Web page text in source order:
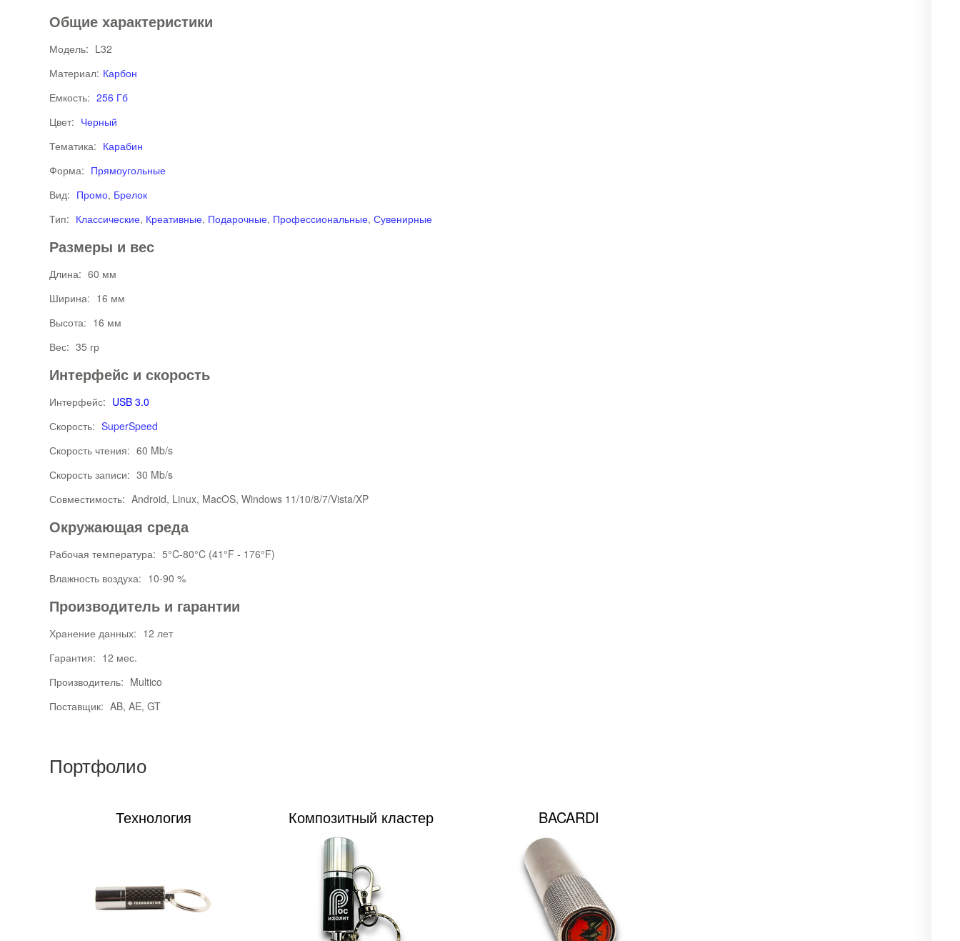
Общие характеристики
Модель: L32
Материал: Карбон
Емкость: 256 Гб
Цвет: Черный
Тематика: Карабин
Форма: Прямоугольные
Вид: Промо, Брелок
Тип: Классические, Креативные, Подарочные, Профессиональные,Сувенирные
Размеры и вес
Длина: 60 мм
Ширина: 16 мм
Высота: 16 мм
Вес: 35 гр
Интерфейс и скорость
Интерфейс: USB 3.0
Скорость: SuperSpeed
Скорость чтения: 60 Mb/s
Скорость записи: 30 Mb/s
Совместимость: Android, Linux, MacOS, Windows 11/10/8/7/Vista/XP
Окружающая среда
Рабочая температура: 5°C-80°C (41°F - 176°F)
Влажность воздуха: 10-90 %
Производитель и гарантии
Хранение данных: 12 лет
Гарантия: 12 мес.
Производитель: Multico
Поставщик: AB, AE, GT
Портфолио
Технология Композитный кластер BACARDI